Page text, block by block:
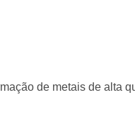
de metais de